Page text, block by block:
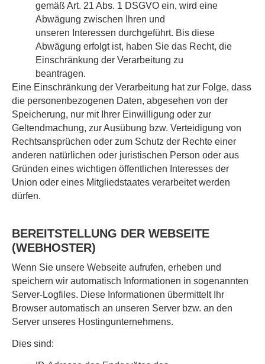
gemäß Art. 21 Abs. 1 DSGVO ein, wird eine
Abwägung zwischen Ihren und
unseren Interessen durchgeführt. Bis diese
Abwägung erfolgt ist, haben Sie das Recht, die
Einschränkung der Verarbeitung zu
beantragen.
Eine Einschränkung der Verarbeitung hat zur Folge, dass
die personenbezogenen Daten, abgesehen von der
Speicherung, nur mit Ihrer Einwilligung oder zur
Geltendmachung, zur Ausübung bzw. Verteidigung von
Rechtsansprüchen oder zum Schutz der Rechte einer
anderen natürlichen oder juristischen Person oder aus
Gründen eines wichtigen öffentlichen Interesses der
Union oder eines Mitgliedstaates verarbeitet werden
dürfen.
BEREITSTELLUNG DER WEBSEITE
(WEBHOSTER)
Wenn Sie unsere Webseite aufrufen, erheben und
speichern wir automatisch Informationen in sogenannten
Server-Logfiles. Diese Informationen übermittelt Ihr
Browser automatisch an unseren Server bzw. an den
Server unseres Hostingunternehmens.
Dies sind: